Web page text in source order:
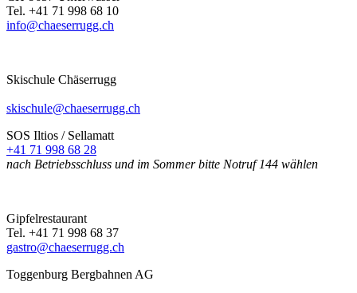
Tel. +41 71 998 68 10
info@chaeserrugg.ch
Skischule Chäserrugg
skischule@chaeserrugg.ch
SOS Iltios / Sellamatt
+41 71 998 68 28
nach Betriebsschluss und im Sommer bitte Notruf 144 wählen
Gipfelrestaurant
Tel. +41 71 998 68 37
gastro@chaeserrugg.ch
Toggenburg Bergbahnen AG